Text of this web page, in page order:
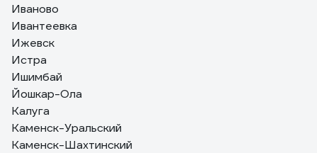
Иваново
Ивантеевка
Ижевск
Истра
Ишимбай
Йошкар-Ола
Калуга
Каменск-Уральский
Каменск-Шахтинский